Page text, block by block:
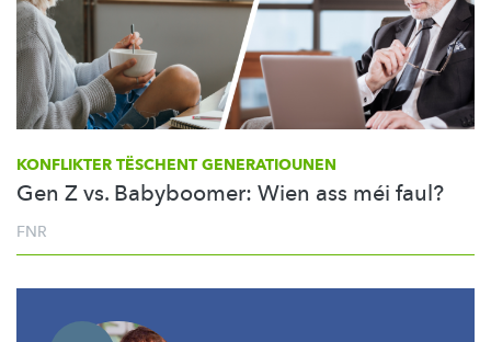
KONFLIKTER TËSCHENT GENERATIOUNEN
Gen Z vs. Babyboomer: Wien ass méi faul?
FNR